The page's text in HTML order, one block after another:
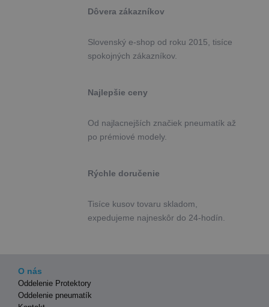
Dôvera zákazníkov
Slovenský e-shop od roku 2015, tisíce
spokojných zákazníkov.
Najlepšie ceny
Od najlacnejších značiek pneumatík až
po prémiové modely.
Rýchle doručenie
Tisíce kusov tovaru skladom,
expedujeme najneskôr do 24-hodín.
O nás
Oddelenie Protektory
Oddelenie pneumatík